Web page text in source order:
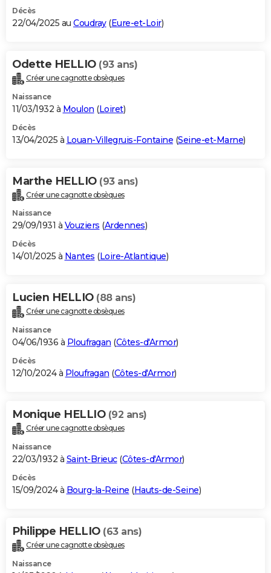
Décès
22/04/2025 au Coudray(Eure-et-Loir)
Odette HELLIO (93 ans)
Créer une cagnotte obsèques
Naissance
11/03/1932 à Moulon (Loiret)
Décès
13/04/2025 à Louan-Villegruis-Fontaine (Seine-et-Marne)
Marthe HELLIO (93 ans)
Créer une cagnotte obsèques
Naissance
29/09/1931 à Vouziers (Ardennes)
Décès
14/01/2025 à Nantes (Loire-Atlantique)
Lucien HELLIO (88 ans)
Créer une cagnotte obsèques
Naissance
04/06/1936 à Ploufragan (Côtes-d'Armor)
Décès
12/10/2024 à Ploufragan (Côtes-d'Armor)
Monique HELLIO (92 ans)
Créer une cagnotte obsèques
Naissance
22/03/1932 à Saint-Brieuc(Côtes-d'Armor)
Décès
15/09/2024 à Bourg-la-Reine (Hauts-de-Seine)
Philippe HELLIO (63 ans)
Créer une cagnotte obsèques
Naissance